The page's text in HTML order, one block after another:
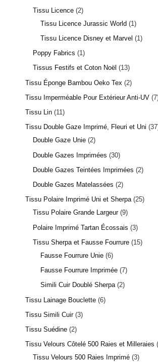
Tissu Licence 2
Tissu Licence Jurassic World 1
Tissu Licence Disney et Marvel
1
Poppy Fabrics
1
Tissus Festifs et Coton Noël
13
Tissu Éponge Bambou Oeko Tex
2
Tissu Imperméable Pour Extérieur Anti-UV 7
Tissu Lin 11
Tissu Double Gaze Imprimé, Fleuri et Uni 37
Double Gaze Unie 2
Double Gazes Imprimées 30
Double Gazes Teintées Imprimées
2
Double Gazes Matelassées 2
Tissu Polaire Imprimé Uni et Sherpa 25
Tissu Polaire Grande Largeur 9
Polaire Imprimé Tartan Écossais 3
Tissu Sherpa et Fausse Fourrure 15
Fausse Fourrure Unie 6
Fausse Fourrure Imprimée 7
Simili Cuir Doublé Sherpa 2
Tissu Lainage Bouclette 6
Tissu Simili Cuir 3
Tissu Suédine 2
Tissu Velours Côtelé 500 Raies et Milleraies
Tissu Velours 500 Raies Imprimé 3